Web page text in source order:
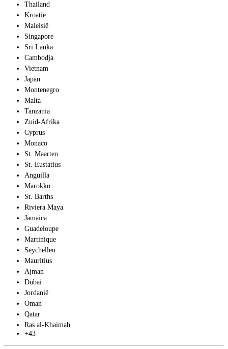
Thailand
Kroatië
Maleisië
Singapore
Sri Lanka
Cambodja
Vietnam
Japan
Montenegro
Malta
Tanzania
Zuid-Afrika
Cyprus
Monaco
St. Maarten
St. Eustatius
Anguilla
Marokko
St. Barths
Riviera Maya
Jamaica
Guadeloupe
Martinique
Seychellen
Mauritius
Ajman
Dubai
Jordanië
Oman
Qatar
Ras al-Khaimah
+43